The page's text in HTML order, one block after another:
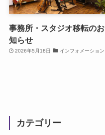
事務所・スタジオ移転のお
知らせ
2026年5月18日 インフォメーション
カテゴリー